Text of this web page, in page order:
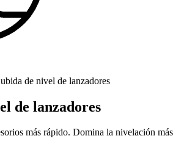
de nivel de lanzadores
de lanzadores
más rápido. Domina la nivelación más